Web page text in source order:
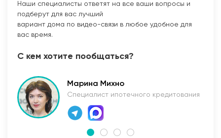
Наши специалисты ответят на все ваши вопросы и
подберут для вас лучший
вариант дома по видео-связи в любое удобное для
вас время.
С кем хотите пообщаться?
Марина Михно
Специалист ипотечного кредитования